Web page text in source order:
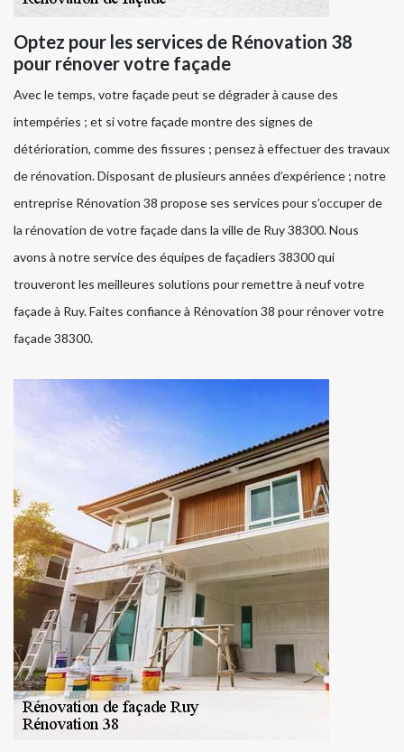
Optez pour les services de Rénovation 38
pour rénover votre façade
Avec le temps, votre façade peut se dégrader à cause des
intempéries ; et si votre façade montre des signes de
détérioration, comme des fissures ; pensez à effectuer des travaux
de rénovation. Disposant de plusieurs années d’expérience ; notre
entreprise Rénovation 38 propose ses services pour s’occuper de
la rénovation de votre façade dans la ville de Ruy 38300. Nous
avons à notre service des équipes de façadiers 38300 qui
trouveront les meilleures solutions pour remettre à neuf votre
façade à Ruy. Faites confiance à Rénovation 38 pour rénover votre
façade 38300.